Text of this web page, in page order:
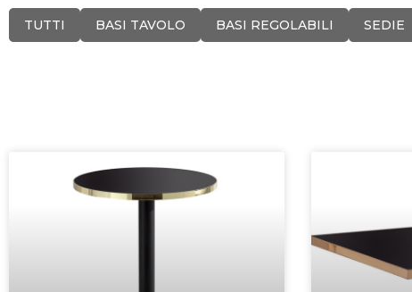
TUTTI BASI TAVOLO BASI REGOLABILI SEDIE